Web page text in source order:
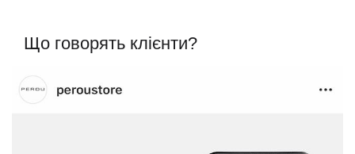
Що говорять клієнти?